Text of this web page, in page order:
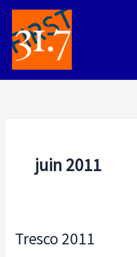
Aller
contenu
juin 2011
Tresco 2011